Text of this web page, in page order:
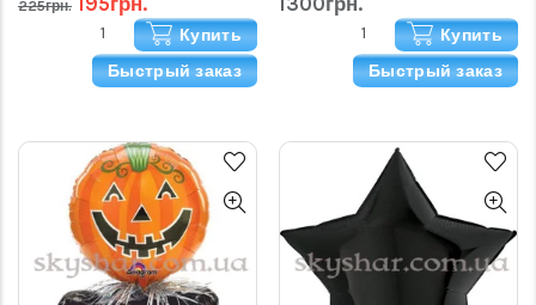
225грн.
Купить
Быстрый заказ
Купить
Быстрый заказ